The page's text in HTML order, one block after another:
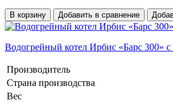
В корзину Добавить в сравнение
Водогрейный котел Ирбис «Барс 300»
Производитель
Страна производства
Вес